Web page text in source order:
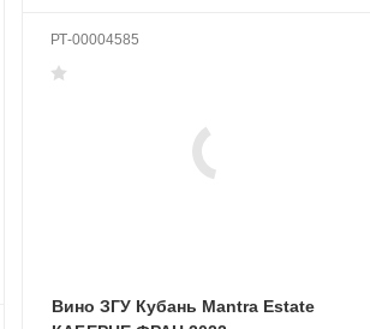
РТ-00004585
Вино ЗГУ Кубань Mantra Estate